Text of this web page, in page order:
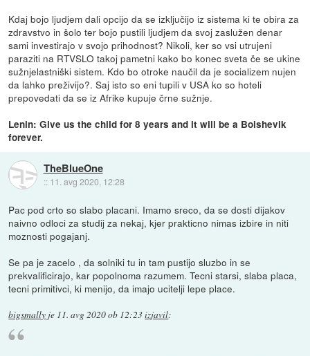
Kdaj bojo ljudjem dali opcijo da se izključijo iz sistema ki te obira za
zdravstvo in šolo ter bojo pustili ljudjem da svoj zaslužen denar
sami investirajo v svojo prihodnost? Nikoli, ker so vsi utrujeni
paraziti na RTVSLO takoj pametni kako bo konec sveta če se ukine
sužnjelastniški sistem. Kdo bo otroke naučil da je socializem nujen
da lahko preživijo?. Saj isto so eni tupili v USA ko so hoteli
prepovedati da se iz Afrike kupuje črne sužnje.
Lenin: Give us the child for 8 years and it will be a Bolshevik
forever.
TheBlueOne
:: 11. avg 2020, 12:28
Pac pod crto so slabo placani. Imamo sreco, da se dosti dijakov
naivno odloci za studij za nekaj, kjer prakticno nimas izbire in niti
moznosti pogajanj.
Se pa je zacelo , da solniki tu in tam pustijo sluzbo in se
prekvalificirajo, kar popolnoma razumem. Tecni starsi, slaba placa,
tecni primitivci, ki menijo, da imajo ucitelji lepe place.
bigsmally je 11. avg 2020 ob 12:23izjavil: